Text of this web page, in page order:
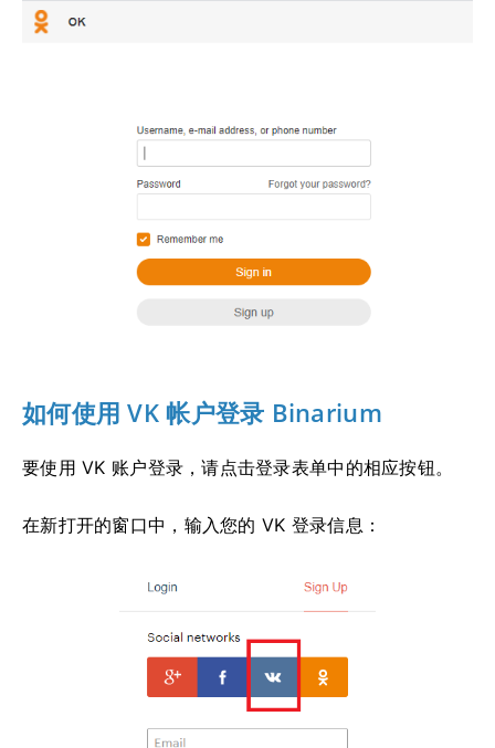
如何使用 VK 帐户登录 Binarium
要使用 VK 账户登录，请点击登录表单中的相应按钮。
在新打开的窗口中，输入您的 VK 登录信息：